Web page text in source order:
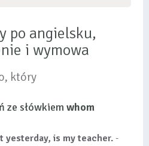
po angielsku,
i wymowa
który
ze słówkiem whom
yesterday, is my teacher. -